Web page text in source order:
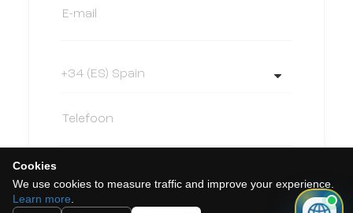
Cookies
We use cookies to measure traffic and improve your experience.
Learn more